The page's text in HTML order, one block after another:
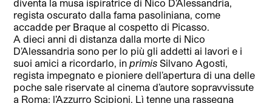
diventa la musa ispiratrice di Nico D’Alessandria,
regista oscurato dalla fama pasoliniana, come
accadde per Braque al cospetto di Picasso.
A dieci anni di distanza dalla morte di Nico
D’Alessandria sono per lo più gli addetti ai lavori e i
suoi amici a ricordarlo, inprimis Silvano Agosti,
regista impegnato e pioniere dell’apertura di una delle
poche sale riservate al cinema d’autore sopravvissute
a Roma: l’Azzurro Scipioni. Lì tenne una rassegna